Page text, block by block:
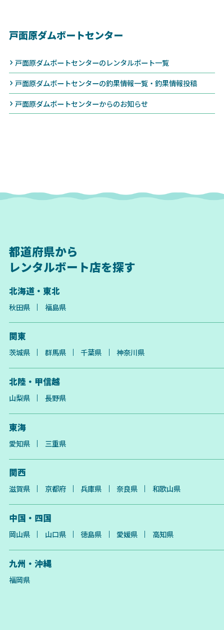
戸面原ダムボートセンター
戸面原ダムボートセンターのレンタルボート一覧
戸面原ダムボートセンターの釣果情報一覧・釣果情報投稿
戸面原ダムボートセンターからのお知らせ
都道府県から
レンタルボート店を探す
北海道・東北
秋田県 福島県
関東
茨城県 群馬県 千葉県 神奈川県
北陸・甲信越
山梨県 長野県
東海
愛知県 三重県
関西
滋賀県 京都府 兵庫県 奈良県 和歌山県
中国・四国
岡山県 山口県 徳島県 愛媛県 高知県
九州・沖縄
福岡県